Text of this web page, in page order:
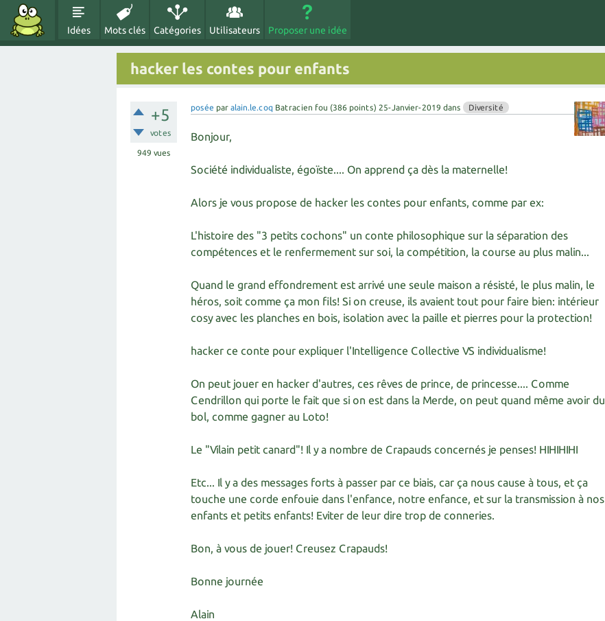
Idées Mots clés Catégories Utilisateurs Proposer une idée
hacker les contes pour enfants
+5
votes
949 vues
posée par alain.le.coq Batracien fou (386 points) 25-Janvier-2019 dans Diversité
Bonjour,
Société individualiste, égoïste.... On apprend ça dès la maternelle!
Alors je vous propose de hacker les contes pour enfants, comme par ex:
L'histoire des "3 petits cochons" un conte philosophique sur la séparation des
compétences et le renfermement sur soi, la compétition, la course au plus malin...
Quand le grand effondrement est arrivé une seule maison a résisté, le plus malin, le
héros, soit comme ça mon fils! Si on creuse, ils avaient tout pour faire bien: intérieur
cosy avec les planches en bois, isolation avec la paille et pierres pour la protection!
hacker ce conte pour expliquer l'Intelligence Collective VS individualisme!
On peut jouer en hacker d'autres, ces rêves de prince, de princesse.... Comme
Cendrillon qui porte le fait que si on est dans la Merde, on peut quand même avoir du
bol, comme gagner au Loto!
Le "Vilain petit canard"! Il y a nombre de Crapauds concernés je penses! HIHIHIHI
Etc... Il y a des messages forts à passer par ce biais, car ça nous cause à tous, et ça
touche une corde enfouie dans l'enfance, notre enfance, et sur la transmission à nos
enfants et petits enfants! Eviter de leur dire trop de conneries.
Bon, à vous de jouer! Creusez Crapauds!
Bonne journée
Alain